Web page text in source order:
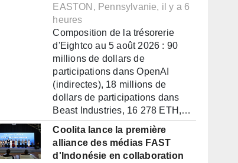
EASTON, Pennsylvanie, il y a 6
heures
Composition de la trésorerie
d'Eightco au 5 août 2026 : 90
millions de dollars de
participations dans OpenAI
(indirectes), 18 millions de
dollars de participations dans
Beast Industries, 16 278 ETH,…
Coolita lance la première
alliance des médias FAST
d'Indonésie en collaboration